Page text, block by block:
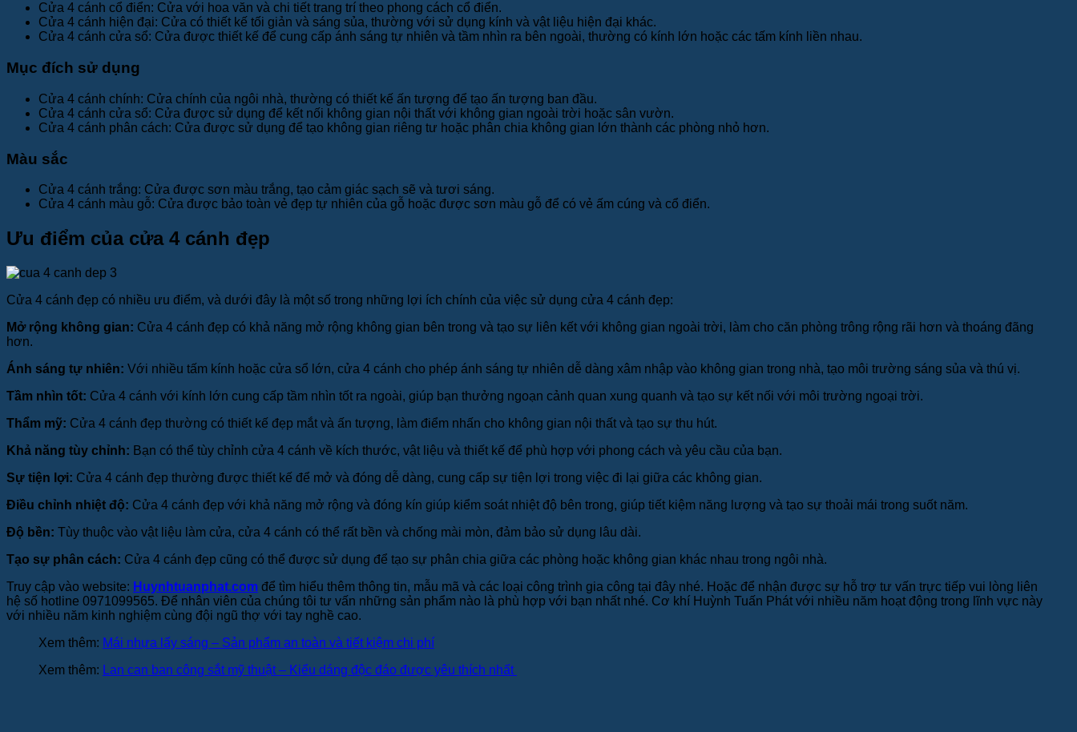
Cửa 4 cánh cổ điển: Cửa với hoa văn và chi tiết trang trí theo phong cách cổ điển.
Cửa 4 cánh hiện đại: Cửa có thiết kế tối giản và sáng sủa, thường với sử dụng kính và vật liệu hiện đại khác.
Cửa 4 cánh cửa sổ: Cửa được thiết kế để cung cấp ánh sáng tự nhiên và tầm nhìn ra bên ngoài, thường có kính lớn hoặc các tấm kính liền nhau.
Mục đích sử dụng
Cửa 4 cánh chính: Cửa chính của ngôi nhà, thường có thiết kế ấn tượng để tạo ấn tượng ban đầu.
Cửa 4 cánh cửa sổ: Cửa được sử dụng để kết nối không gian nội thất với không gian ngoài trời hoặc sân vườn.
Cửa 4 cánh phân cách: Cửa được sử dụng để tạo không gian riêng tư hoặc phân chia không gian lớn thành các phòng nhỏ hơn.
Màu sắc
Cửa 4 cánh trắng: Cửa được sơn màu trắng, tạo cảm giác sạch sẽ và tươi sáng.
Cửa 4 cánh màu gỗ: Cửa được bảo toàn vẻ đẹp tự nhiên của gỗ hoặc được sơn màu gỗ để có vẻ ấm cúng và cổ điển.
Ưu điểm của cửa 4 cánh đẹp
Cửa 4 cánh đẹp có nhiều ưu điểm, và dưới đây là một số trong những lợi ích chính của việc sử dụng cửa 4 cánh đẹp:
Mở rộng không gian: Cửa 4 cánh đẹp có khả năng mở rộng không gian bên trong và tạo sự liên kết với không gian ngoài trời, làm cho căn phòng trông rộng rãi hơn và thoáng đãng
hơn.
Ánh sáng tự nhiên: Với nhiều tấm kính hoặc cửa sổ lớn, cửa 4 cánh cho phép ánh sáng tự nhiên dễ dàng xâm nhập vào không gian trong nhà, tạo môi trường sáng sủa và thú vị.
Tầm nhìn tốt: Cửa 4 cánh với kính lớn cung cấp tầm nhìn tốt ra ngoài, giúp bạn thưởng ngoạn cảnh quan xung quanh và tạo sự kết nối với môi trường ngoại trời.
Thẩm mỹ: Cửa 4 cánh đẹp thường có thiết kế đẹp mắt và ấn tượng, làm điểm nhấn cho không gian nội thất và tạo sự thu hút.
Khả năng tùy chỉnh: Bạn có thể tùy chỉnh cửa 4 cánh về kích thước, vật liệu và thiết kế để phù hợp với phong cách và yêu cầu của bạn.
Sự tiện lợi: Cửa 4 cánh đẹp thường được thiết kế để mở và đóng dễ dàng, cung cấp sự tiện lợi trong việc đi lại giữa các không gian.
Điều chỉnh nhiệt độ: Cửa 4 cánh đẹp với khả năng mở rộng và đóng kín giúp kiểm soát nhiệt độ bên trong, giúp tiết kiệm năng lượng và tạo sự thoải mái trong suốt năm.
Độ bền: Tùy thuộc vào vật liệu làm cửa, cửa 4 cánh có thể rất bền và chống mài mòn, đảm bảo sử dụng lâu dài.
Tạo sự phân cách: Cửa 4 cánh đẹp cũng có thể được sử dụng để tạo sự phân chia giữa các phòng hoặc không gian khác nhau trong ngôi nhà.
Truy cập vào website: Huynhtuanphat.com để tìm hiểu thêm thông tin, mẫu mã và các loại công trình gia công tại đây nhé. Hoặc để nhận được sự hỗ trợ tư vấn trực tiếp vui lòng liên
hệ số hotline 0971099565. Để nhân viên của chúng tôi tư vấn những sản phẩm nào là phù hợp với bạn nhất nhé. Cơ khí Huỳnh Tuấn Phát với nhiều năm hoạt động trong lĩnh vực này
với nhiều năm kinh nghiệm cùng đội ngũ thợ với tay nghề cao.
Xem thêm: Mái nhựa lấy sáng – Sản phẩm an toàn và tiết kiệm chi phí
Xem thêm: Lan can ban công sắt mỹ thuật – Kiểu dáng độc đáo được yêu thích nhất